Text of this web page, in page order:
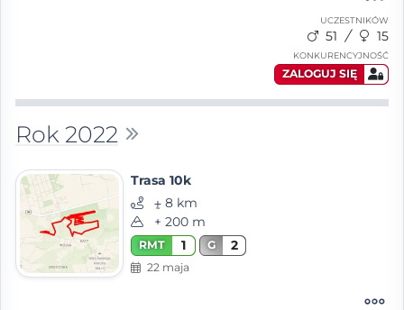
UCZESTNIKÓW
51 15
KONKURENCYJNOŚĆ
ZALOGUJ SIĘ
Rok 2022
Trasa 10k
⨦ 8 km
+ 200 m
RMT 1 G 2
22 maja